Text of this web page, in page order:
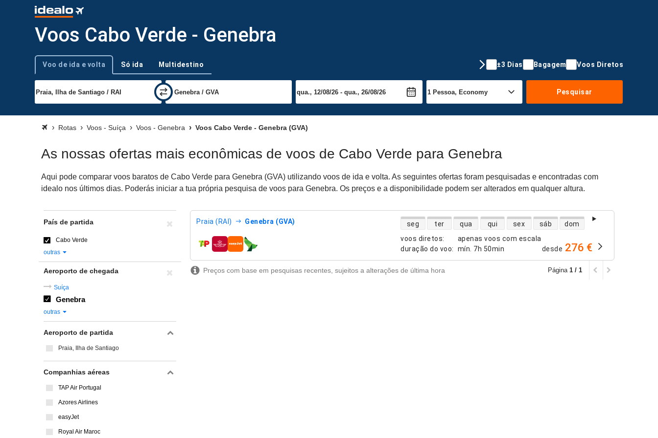
Voos Cabo Verde - Genebra
Tipo de viagem
Voo de ida e volta Só ida Multidestino ±3 Dias Bagagem Voos Diretos
Pesquisar
Rotas Voos - Suíça Voos - Genebra Voos Cabo Verde - Genebra (GVA)
As nossas ofertas mais econômicas de voos de Cabo Verde para Genebra
Aqui pode comparar voos baratos de Cabo Verde para Genebra (GVA) utilizando voos de ida e volta. As seguintes ofertas foram pesquisadas e encontradas com
idealo nos últimos dias. Poderás iniciar a tua própria pesquisa de voos para Genebra. Os preços e a disponibilidade podem ser alterados em qualquer altura.
Praia (RAI) Genebra (GVA)
voos diretos:
apenas voos com escala
duração do voo: mín. 7h 50min
disponibilidade de voos diretos
seg ter qua qui sex sáb dom
companhias aéreas desde 276 €
Preços com base em pesquisas recentes, sujeitos a alterações de última hora Página 1 / 1
País de partida
Cabo Verde
outras
Aeroporto de chegada
Suíça
Genebra
outras
Aeroporto de partida
Praia, Ilha de Santiago
Companhias aéreas
TAP Air Portugal
Azores Airlines
easyJet
Royal Air Maroc